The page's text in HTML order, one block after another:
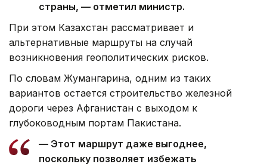
страны, — отметил министр.
При этом Казахстан рассматривает и
альтернативные маршруты на случай
возникновения геополитических рисков.
По словам Жумангарина, одним из таких
вариантов остается строительство железной
дороги через Афганистан с выходом к
глубоководным портам Пакистана.
— Этот маршрут даже выгоднее,
поскольку позволяет избежать